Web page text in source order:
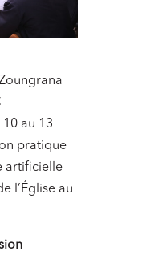
au 13
pratique
artificielle
l’Église au